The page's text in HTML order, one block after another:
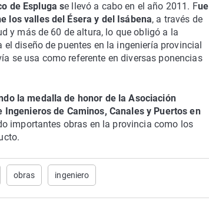
de Espluga se llevó a cabo en el año 2011. Fue
los valles del Ésera y del Isábena, a través de
y más de 60 de altura, lo que obligó a la
diseño de puentes en la ingeniería provincial
se usa como referente en diversas ponencias
la medalla de honor de la Asociación
de Caminos, Canales y Puertos en
importantes obras en la provincia como los
obras ingeniero